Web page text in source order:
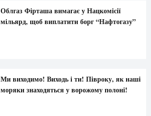
Облгаз Фірташа вимагає у Нацкомісії
мільярд, щоб виплатити борг “Нафтогазу”
Ми виходимо! Виходь і ти! Півроку, як наші
моряки знаходяться у ворожому полоні!